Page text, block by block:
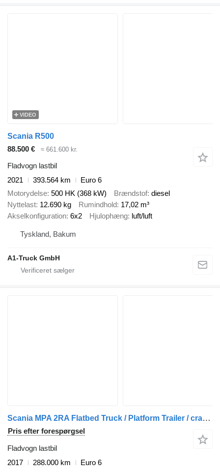
VIDEO
Scania R500
88.500 €
≈ 661.600 kr.
Fladvogn lastbil
2021
393.564 km
Euro 6
Motorydelse 500 HK (368 kW) Brændstof diesel
Nyttelast 12.690 kg Rumindhold 17,02 m³
Akselkonfiguration 6x2 Hjulophæng luft/luft
Tyskland, Bakum
A1-Truck GmbH
Scania MPA 2RA Flatbed Truck / Platform Trailer / crane + anhænger fladvogn
Pris efter forespørgsel
Fladvogn lastbil
2017
288.000 km
Euro 6